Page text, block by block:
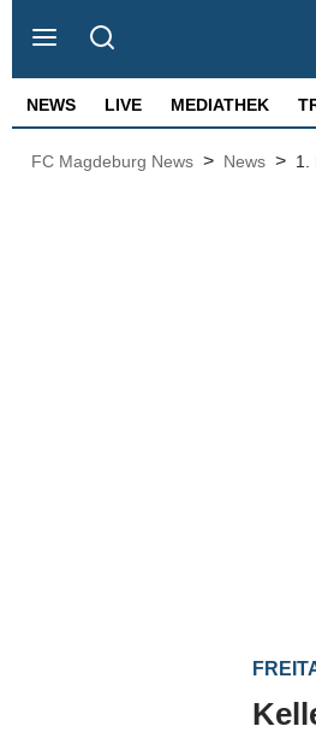
NEWS LIVE MEDIATHEK
FC Magdeburg News > News > 1.